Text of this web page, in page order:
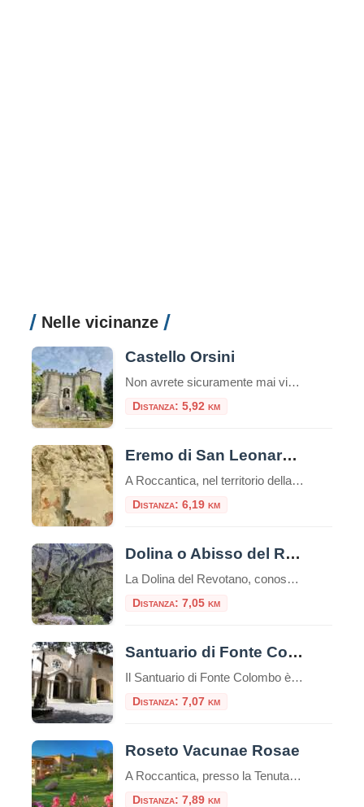
Nelle vicinanze
Castello Orsini
Non avrete sicuramente mai visto un castello come il Castello Orsini a Montenero Sabino. Situato in cima ad una collina in provincia di Rieti, questo meraviglioso maniero è uno dei luoghi più iconici e storici dell’intera regione. Il Castello Orsini a Montenero Sabino è stato costruito intorno all’anno 1000 e rappresenta un raro esempio di […]
Distanza: 5,92 km
Eremo di San Leonardo di Roccantica
A Roccantica, nel territorio della Sabina, troviamo, disperso tra le montagne, un piccolo eremo rupestre risalente all’VIII-IX secolo, l’Eremo di San Leonardo di Roccantica.L’eremo, molto probabilmente, fu realizzato da un seguace di Leonardo da Noblac. La sua storia è in gran parte sconosciuta e non è stata documentata fino a poco tempo fa, ma si […]
Distanza: 6,19 km
Dolina o Abisso del Revotano
La Dolina del Revotano, conosciuta anche come Abisso del Revotano, è una delle più spettacolari formazioni carsiche dell’Italia centrale, situata nei pressi del borgo medievale di Roccantica, in provincia di Rieti, nel cuore dei Monti Sabini. Un colosso carsico nel cuore del Lazio Il Revotano è una dolina di dimensioni eccezionali: larga circa 250–300 metri […]
Distanza: 7,05 km
Santuario di Fonte Colombo
Il Santuario di Fonte Colombo è un luogo di grande importanza storica e religiosa situato nei pressi di Rieti, nella regione del Lazio, in Italia. Il santuario è dedicato a San Francesco d’Assisi, fondatore dell’ordine francescano. Il santuario è considerato il Sinai francescano. Qui tutto è sacro: gli edifici e il bosco stesso, perché racchiude […]
Distanza: 7,07 km
Roseto Vacunae Rosae
A Roccantica, presso la Tenuta la Tacita, si scopre un meraviglioso giardino tematico di 2 ettari con quasi 5000 varietà diverse di rose, il roseto Vacunae Rosae. Il roseto Vacunae Rosae, situato in un’area boschiva dedicata alla Dea Vacuna (dea di fertilità e benessere), è sicuramente tra i più originali roseti italiani.Il nome del roseto […]
Distanza: 7,89 km